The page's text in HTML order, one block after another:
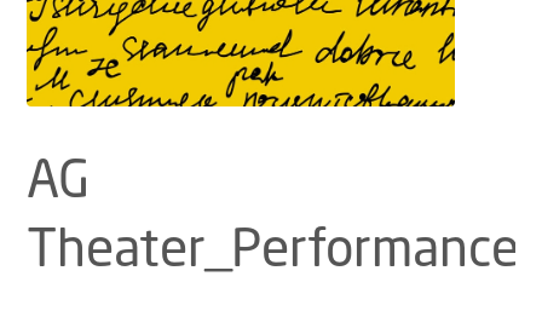
AG
Theater_Performance